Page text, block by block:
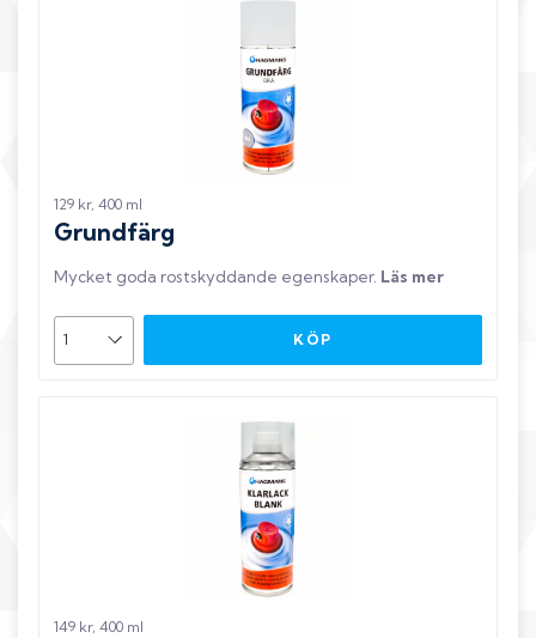
129 kr, 400 ml
Grundfärg
Mycket goda rostskyddande egenskaper. Läs mer
KÖP
149 kr, 400 ml